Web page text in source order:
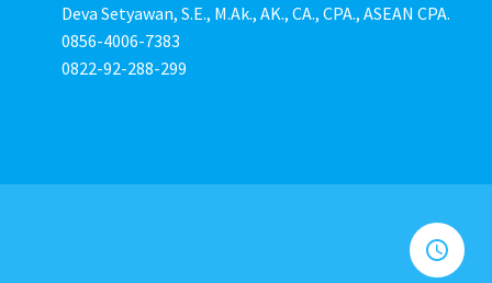
Deva Setyawan, S.E., M.Ak., AK., CA., CPA., ASEAN CPA.
0856-4006-7383
0822-92-288-299

